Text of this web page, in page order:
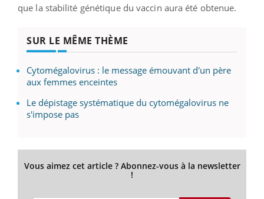
que la stabilité génétique du vaccin aura été obtenue.
SUR LE MÊME THÈME
Cytomégalovirus : le message émouvant d'un père
aux femmes enceintes
Le dépistage systématique du cytomégalovirus ne
s'impose pas
Vous aimez cet article ? Abonnez-vous à la newsletter
!